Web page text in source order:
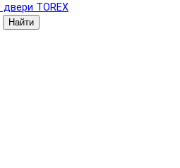
Найти